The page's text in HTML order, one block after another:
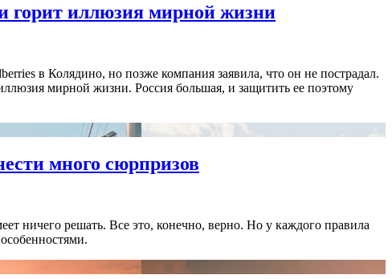
горит иллюзия мирной жизни
в Колядино, но позже компания заявила, что он не пострадал.
мирной жизни. Россия большая, и защитить ее поэтому
много сюрпризов
ничего решать. Все это, конечно, верно. Но у каждого правила